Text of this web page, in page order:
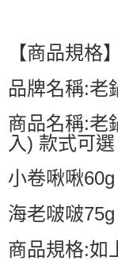
【商品規格】
品牌名稱:老
商品名稱:老
入) 款式可選
小卷啾啾60g
海老啵啵75g
商品規格:如